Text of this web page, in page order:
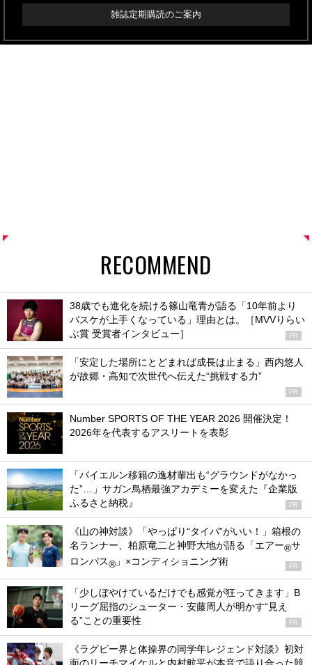
雑誌定期購読のご案内
RECOMMEND
38歳でも進化を続ける篠山竜青が語る「10年前より
バスケが上手くなっている」理由とは。［MVVりらい
ぶ賞 受賞者インタビュー］
PR
「安定した場所にとどまれば成長は止まる」西内悠人
が故郷・高知で次世代へ伝えた“挑戦する力”
PR
Number SPORTS OF THE YEAR 2026 開催決定！
2026年を代表するアスリートを表彰
「バイエルン移籍の逸材輩出も“グラウンドがなかっ
た”…」サガン鳥栖最強アカデミーを変えた『企業版
ふるさと納税』
PR
《山の神対談》「やっぱり“タイパ”がいい！」箱根の
名ランナー、柏原竜二と神野大地が語る「エアー®サ
ロンパス® 」×コンディショニング術 PR
「少しぼやけているだけでも感覚が狂ってきます」B
リーグ屈指のシューター・安藤周人が明かす“見え
る”ことの重要性
PR
《ラグビー界と体操界の同学年レジェンド対談》初対